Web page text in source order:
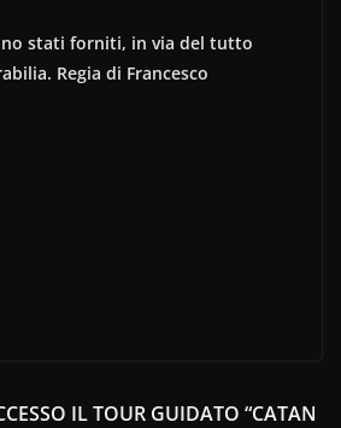
stati forniti, in via del tutto
Regia di Francesco
IL TOUR GUIDATO “CATAN